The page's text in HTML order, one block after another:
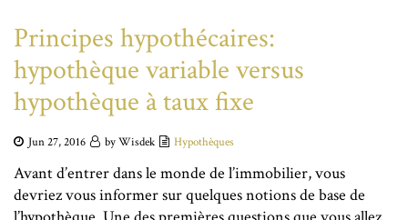
Principes hypothécaires:
hypothèque variable versus
hypothèque à taux fixe
Jun 27, 2016 by Wisdek Hypothèques
Avant d’entrer dans le monde de l’immobilier, vous
devriez vous informer sur quelques notions de base de